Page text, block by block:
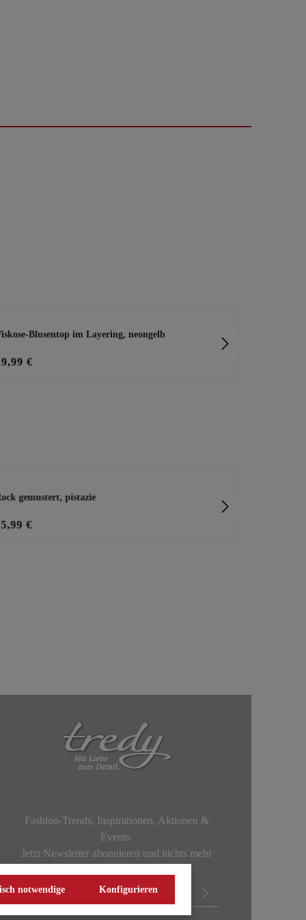
Blusentop im Layering, neongelb
€
gemustert, pistazie
€
Fashion-Trends, Inspirationen, Aktionen &
Events.
Jetzt Newsletter abonnieren und nichts mehr
notwendige Konfigurieren